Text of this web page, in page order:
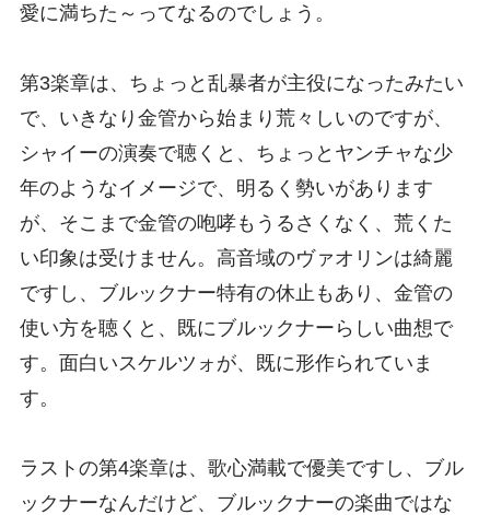
愛に満ちた～ってなるのでしょう。
第3楽章は、ちょっと乱暴者が主役になったみたい
で、いきなり金管から始まり荒々しいのですが、
シャイーの演奏で聴くと、ちょっとヤンチャな少
年のようなイメージで、明るく勢いがあります
が、そこまで金管の咆哮もうるさくなく、荒くた
い印象は受けません。高音域のヴァオリンは綺麗
ですし、ブルックナー特有の休止もあり、金管の
使い方を聴くと、既にブルックナーらしい曲想で
す。面白いスケルツォが、既に形作られていま
す。
ラストの第4楽章は、歌心満載で優美ですし、ブル
ックナーなんだけど、ブルックナーの楽曲ではな